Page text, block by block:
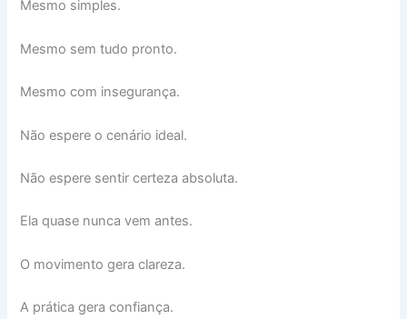
Mesmo simples.
Mesmo sem tudo pronto.
Mesmo com insegurança.
Não espere o cenário ideal.
Não espere sentir certeza absoluta.
Ela quase nunca vem antes.
O movimento gera clareza.
A prática gera confiança.